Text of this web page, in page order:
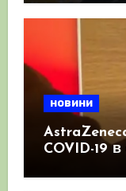
новини
COVID-19
като
КРЪВНИ